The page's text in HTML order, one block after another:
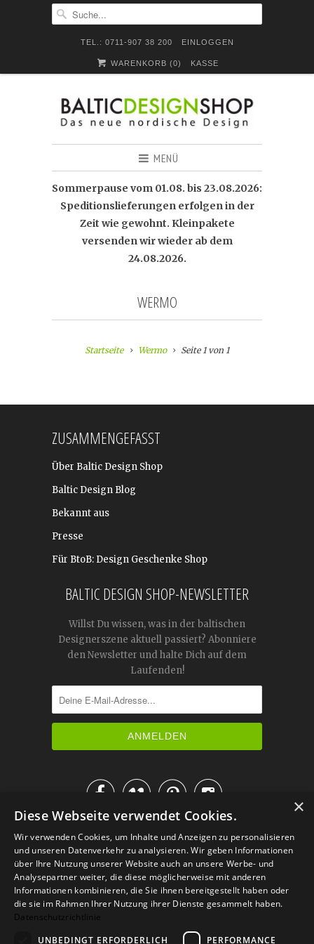
TEL.: 0711-907 38 200 EINLOGGEN
WARENKORB (0) KASSE
MENÜ
Sommerpause vom 01.08. bis 23.08.2026:
Speditionslieferungen erfolgen in der
Zeit wie gewohnt. Kleinpakete
versenden wir wieder ab dem
24.08.2026.
WERMO
Startseite Wermo Seite 1 von 1
ZUSAMMENGEFASST
Über Baltic Design Shop
Baltic Design Blog
Bekannt aus
Presse
Für BtoB: Design Geschenke Shop
BALTIC DESIGN SHOP-NEWSLETTER
Willst Du wissen, was in der baltischen
Designerszene aktuell passiert? Abonniere
den Newsletter und halte Dich auf dem
Laufenden!

IM KATALOG BLÄTTERN
×
Diese Webseite verwendet Cookies.
Wir verwenden Cookies, um Inhalte und Anzeigen zu personalisieren
und unseren Datenverkehr zu analysieren. Wir geben Informationen
über Ihre Nutzung unserer Website auch an unsere Werbe- und
Analysepartner weiter, die diese möglicherweise mit anderen
Informationen kombinieren, die Sie ihnen bereitgestellt haben oder
die sie im Rahmen Ihrer Nutzung ihrer Dienste gesammelt haben.
Datenschutzrichtlinie
UNBEDINGT ERFORDERLICH
PERFORMANCE